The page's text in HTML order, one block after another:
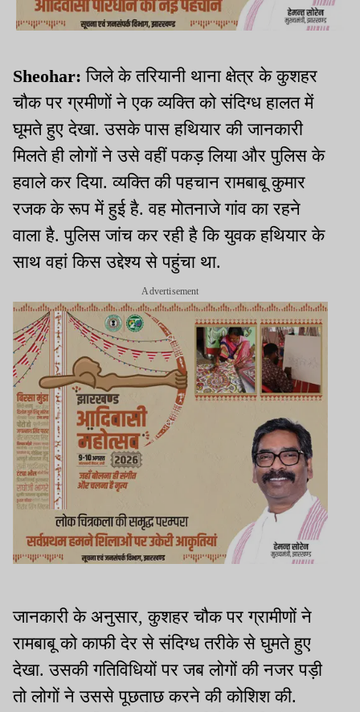
Sheohar:जिले के तरियानी थाना क्षेत्र के कुशहर
चौक पर ग्रमीणों ने एक व्यक्ति को संदिग्ध हालत में
घूमते हुए देखा. उसके पास हथियार की जानकारी
मिलते ही लोगों ने उसे वहीं पकड़ लिया और पुलिस के
हवाले कर दिया. व्यक्ति की पहचान रामबाबू कुमार
रजक के रूप में हुई है. वह मोतनाजे गांव का रहने
वाला है. पुलिस जांच कर रही है कि युवक हथियार के
साथ वहां किस उद्देश्य से पहुंचा था.
Advertisement
जानकारी के अनुसार, कुशहर चौक पर ग्रामीणों ने
रामबाबू को काफी देर से संदिग्ध तरीके से घुमते हुए
देखा. उसकी गतिविधियों पर जब लोगों की नजर पड़ी
तो लोगों ने उससे पूछताछ करने की कोशिश की.